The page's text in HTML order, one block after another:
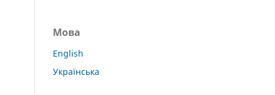
Мова
English
Українська